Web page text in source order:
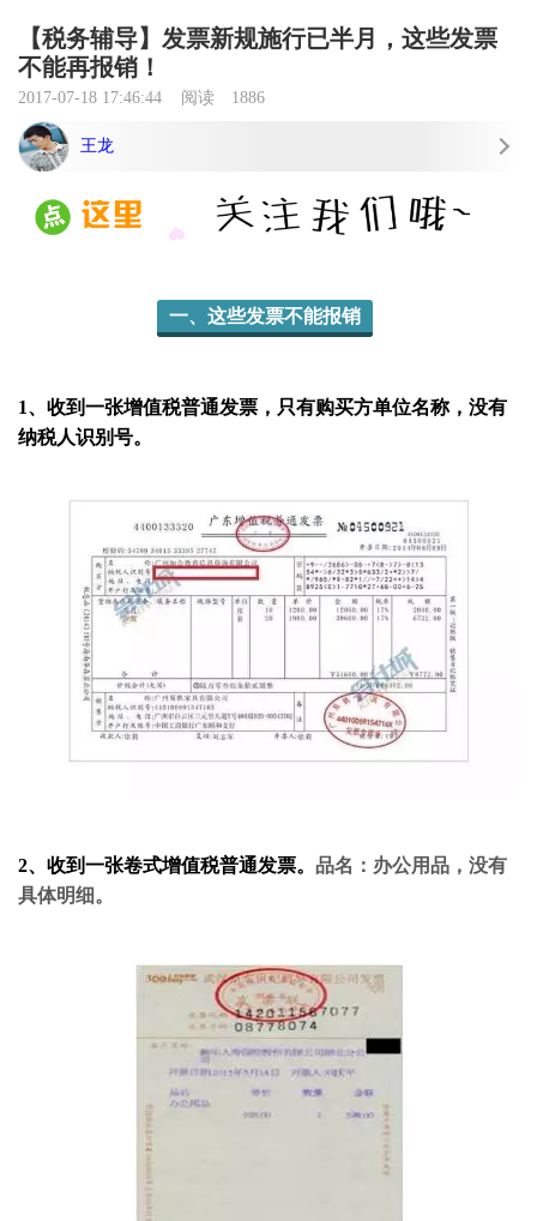
【税务辅导】发票新规施行已半月，这些发票
不能再报销！
2017-07-18 17:46:44 阅读 1886
王龙
一、这些发票不能报销
1、收到一张增值税普通发票，只有购买方单位名称，没有
纳税人识别号。
2、收到一张卷式增值税普通发票。 品名：办公用品，没有
具体明细。